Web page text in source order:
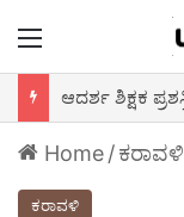
Menu
ಆದರ್ಶ ಶಿಕ್ಷಕ
Home/ಕರಾವಳಿ
ಕರಾವಳಿ